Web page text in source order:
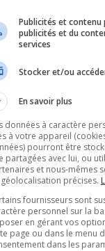
Elle est
comme
en poste,
ans.
des
enfants.
Publicités et contenu
publicités et du
services
Stocker et/ou
En savoir plus
données à caractère
à votre appareil
pourront être
partagées avec lui, ou
et nous-mêmes
précises.
fournisseurs sont
personnel sur la
en gérant vos
page ou dans le menu
dans les